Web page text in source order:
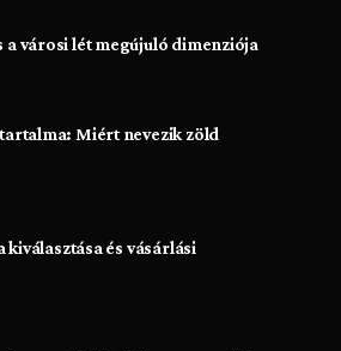
a városi lét megújuló dimenziója
Miért nevezik zöld
kiválasztása és vásárlási